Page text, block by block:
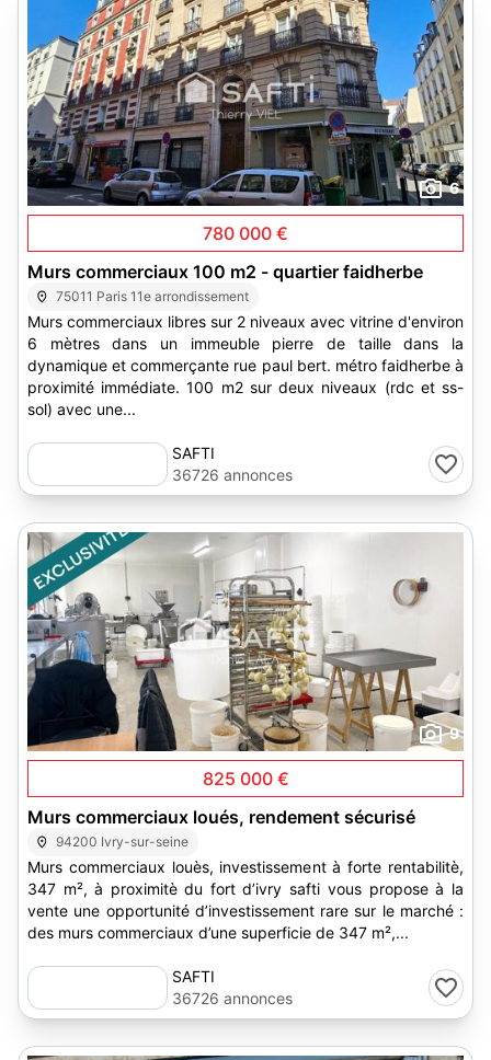
6
780 000 €
Murs commerciaux 100 m2 - quartier faidherbe
75011 Paris 11e arrondissement
Murs commerciaux libres sur 2 niveaux avec vitrine d'environ
6 mètres dans un immeuble pierre de taille dans la
dynamique et commerçante rue paul bert. métro faidherbe à
proximité immédiate. 100 m2 sur deux niveaux (rdc et ss-
sol) avec une...
SAFTI
36726 annonces
9
825 000 €
Murs commerciaux loués, rendement sécurisé
94200 Ivry-sur-seine
Murs commerciaux louès, investissement à forte rentabilitè,
347 m², à proximitè du fort d’ivry safti vous propose à la
vente une opportunité d’investissement rare sur le marché :
des murs commerciaux d’une superficie de 347 m²,...
SAFTI
36726 annonces